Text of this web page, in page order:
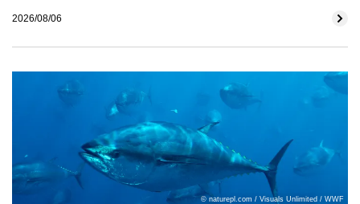
2026/08/06
© naturepl.com / Visuals Unlimited / WWF